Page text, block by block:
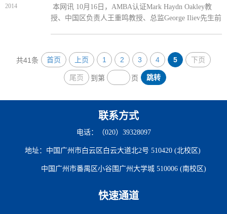
2014
本网讯 10月16日，AMBA认证Mark Haydn Oakley教
授、中国区负责人王重鸣教授、总监George Iliev先生前
育中心主任何传添、365英国上市公司领导班子成员及
认证工作的相关人员参与了本次预认证相关活动。Mark
Haydn Oakley讲话上午，预认证情况汇报工作及领导座
谈会在MBA402会议室召开。首先，何传添致欢迎辞，
共41条 首页 上页 1 2 3 4 5 下页
尾页 到第 页 跳转
联系方式
电话：（020）39328097
地址：中国广州市白云区白云大道北2号 510420 (北校区)
中国广州市番禺区小谷围广州大学城 510006 (南校区)
快速通道